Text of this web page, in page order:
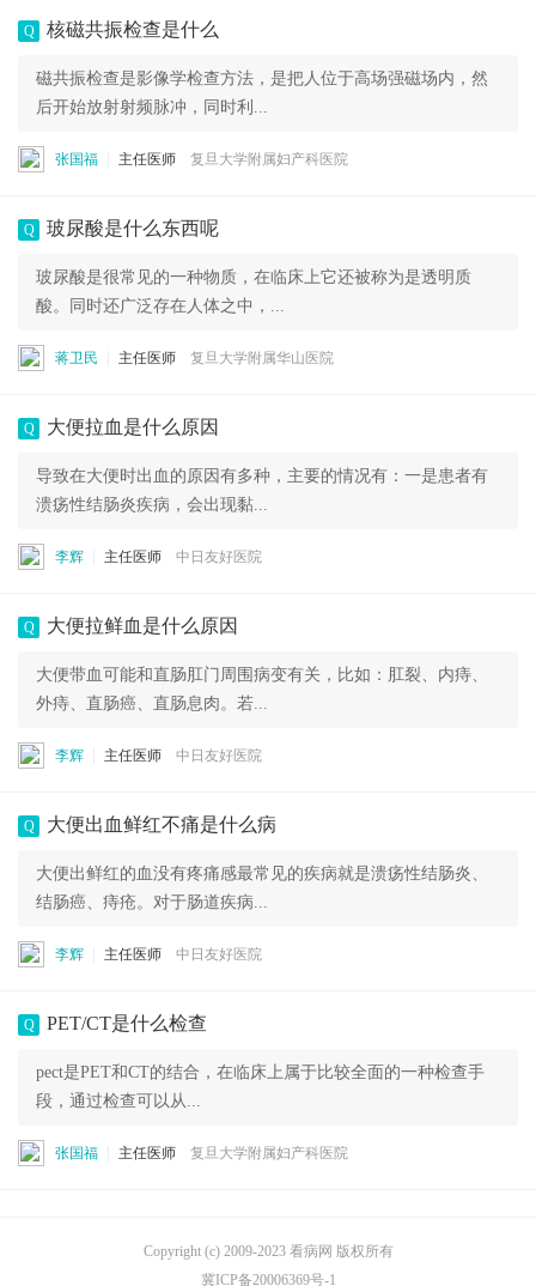
Q 核磁共振检查是什么
磁共振检查是影像学检查方法，是把人位于高场强磁场内，然
后开始放射射频脉冲，同时利...
张国福 主任医师 复旦大学附属妇产科医院
Q 玻尿酸是什么东西呢
玻尿酸是很常见的一种物质，在临床上它还被称为是透明质
酸。同时还广泛存在人体之中，...
蒋卫民 主任医师 复旦大学附属华山医院
Q 大便拉血是什么原因
导致在大便时出血的原因有多种，主要的情况有：一是患者有
溃疡性结肠炎疾病，会出现黏...
李辉 主任医师 中日友好医院
Q 大便拉鲜血是什么原因
大便带血可能和直肠肛门周围病变有关，比如：肛裂、内痔、
外痔、直肠癌、直肠息肉。若...
李辉 主任医师 中日友好医院
Q 大便出血鲜红不痛是什么病
大便出鲜红的血没有疼痛感最常见的疾病就是溃疡性结肠炎、
结肠癌、痔疮。对于肠道疾病...
李辉 主任医师 中日友好医院
Q PET/CT是什么检查
pect是PET和CT的结合，在临床上属于比较全面的一种检查手
段，通过检查可以从...
张国福 主任医师 复旦大学附属妇产科医院
Copyright (c) 2009-2023 看病网 版权所有
冀ICP备20006369号-1